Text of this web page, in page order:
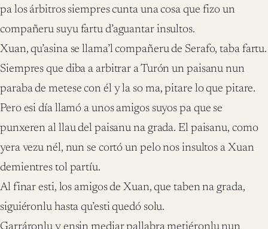
pa los árbitros siempres cunta una cosa que fizo un
compañeru suyu fartu d’aguantar insultos.
Xuan, qu’asina se llama’l compañeru de Serafo, taba fartu.
Siempres que diba a arbitrar a Turón un paisanu nun
paraba de metese con él y la so ma, pitare lo que pitare.
Pero esi día llamó a unos amigos suyos pa que se
punxeren al llau del paisanu na grada. El paisanu, como
yera vezu nél, nun se cortó un pelo nos insultos a Xuan
demientres tol partíu.
Al finar esti, los amigos de Xuan, que taben na grada,
siguiéronlu hasta qu’esti quedó solu.